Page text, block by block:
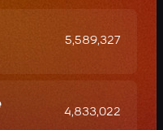
5,589,327
4,833,022